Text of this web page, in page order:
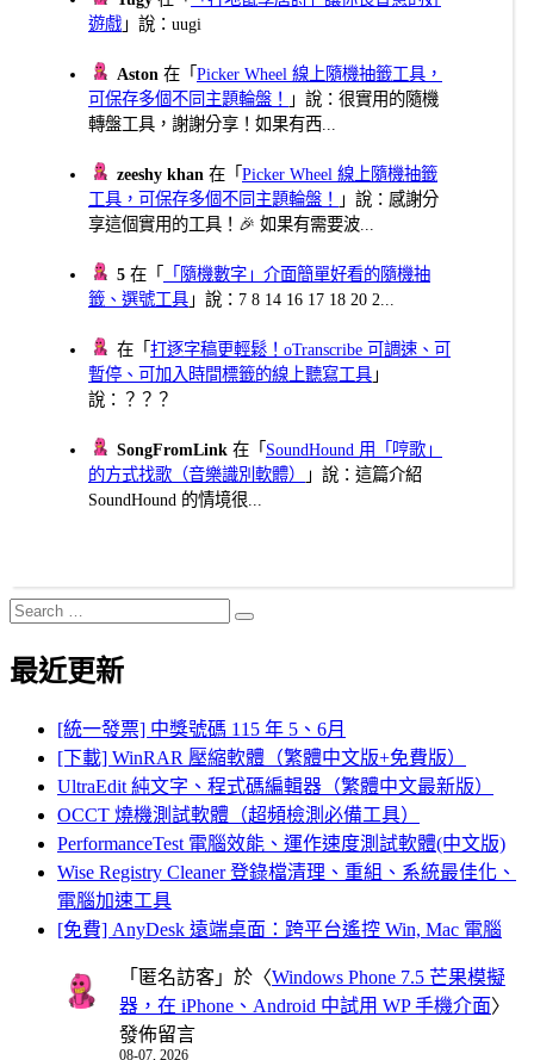
遊戲 」說：uugi
Aston 在「Picker Wheel 線上隨機抽籤工具，
可保存多個不同主題輪盤！
」說：很實用的隨機
轉盤工具，謝謝分享！如果有西...
zeeshy khan 在「Picker Wheel 線上隨機抽籤
工具，可保存多個不同主題輪盤！
」說：感謝分
享這個實用的工具！🎉 如果有需要波...
5 在「
「隨機數字」介面簡單好看的隨機抽
籤、選號工具 」說：7 8 14 16 17 18 20 2...
在「打逐字稿更輕鬆！oTranscribe 可調速、可
暫停、可加入時間標籤的線上聽寫工具 」
說：？？？
SongFromLink 在「 SoundHound 用「哼歌」
的方式找歌（音樂識別軟體）
」說：這篇介紹
SoundHound 的情境很...
Search
for:
Search
最近更新
[統一發票] 中獎號碼 115 年 5、6月
[下載] WinRAR 壓縮軟體（繁體中文版+免費版）
UltraEdit 純文字、程式碼編輯器（繁體中文最新版）
OCCT 燒機測試軟體（超頻檢測必備工具）
PerformanceTest 電腦效能、運作速度測試軟體(中文版)
Wise Registry Cleaner 登錄檔清理、重組、系統最佳化、
電腦加速工具
[免費] AnyDesk 遠端桌面：跨平台遙控 Win, Mac 電腦
「 匿名訪客 」於〈Windows Phone 7.5 芒果模擬
器，在 iPhone、Android 中試用 WP 手機介面〉
發佈留言
08-07, 2026